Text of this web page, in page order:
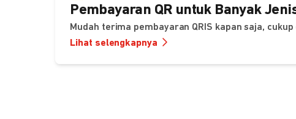
Pembayaran QR untuk Banyak
Mudah terima pembayaran QRIS kapan saja,
Lihat selengkapnya